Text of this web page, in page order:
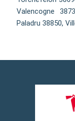
Valencogne
Paladru 38850,